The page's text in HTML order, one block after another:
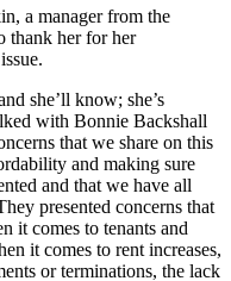
a manager from the
thank her for her
she’ll know; she’s
with Bonnie Backshall
that we share on this
and making sure
and that we have all
presented concerns that
it comes to tenants and
it comes to rent increases,
or terminations, the lack